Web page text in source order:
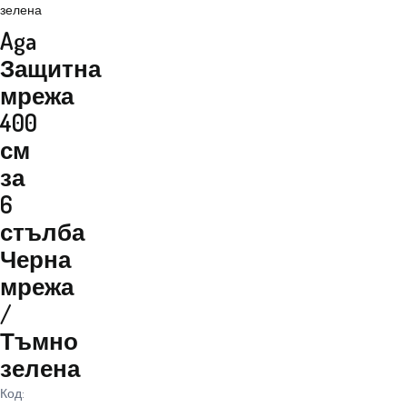
зелена
Aga
Защитна
мрежа
400
см
за
6
стълба
Черна
мрежа
/
Тъмно
зелена
Код: